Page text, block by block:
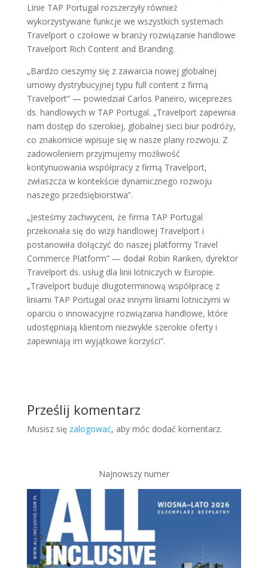
Linie TAP Portugal rozszerzyły również
wykorzystywane funkcje we wszystkich systemach
Travelport o czołowe w branży rozwiązanie handlowe
Travelport Rich Content and Branding.
„Bardzo cieszymy się z zawarcia nowej globalnej
umowy dystrybucyjnej typu full content z firmą
Travelport” — powiedział Carlos Paneiro, wiceprezes
ds. handlowych w TAP Portugal. „Travelport zapewnia
nam dostęp do szerokiej, globalnej sieci biur podróży,
co znakomicie wpisuje się w nasze plany rozwoju. Z
zadowoleniem przyjmujemy możliwość
kontynuowania współpracy z firmą Travelport,
zwłaszcza w kontekście dynamicznego rozwoju
naszego przedsiębiorstwa”.
„Jesteśmy zachwyceni, że firma TAP Portugal
przekonała się do wizji handlowej Travelport i
postanowiła dołączyć do naszej platformy Travel
Commerce Platform” — dodał Robin Ranken, dyrektor
Travelport ds. usług dla linii lotniczych w Europie.
„Travelport buduje długoterminową współpracę z
liniami TAP Portugal oraz innymi liniami lotniczymi w
oparciu o innowacyjne rozwiązania handlowe, które
udostępniają klientom niezwykle szerokie oferty i
zapewniają im wyjątkowe korzyści”.
Prześlij komentarz
Musisz się zalogować, aby móc dodać komentarz.
Najnowszy numer